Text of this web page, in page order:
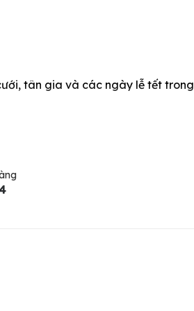
tân gia và các ngày lễ tết trong